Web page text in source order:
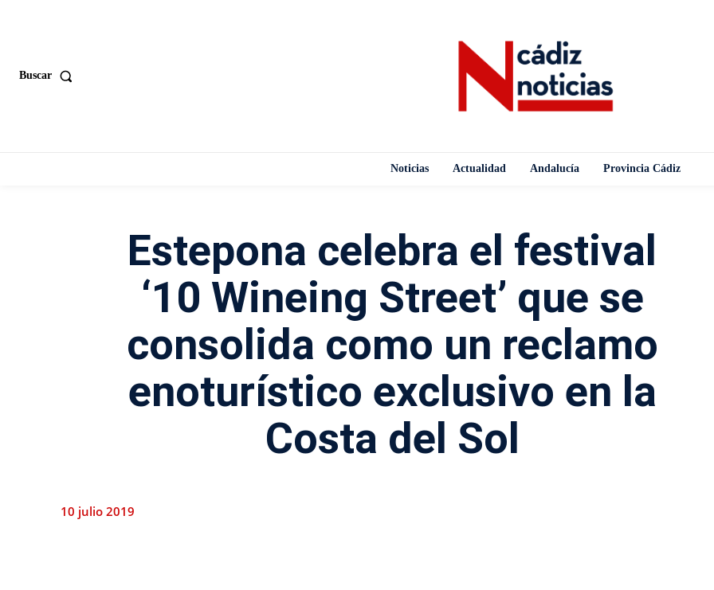
Buscar
Noticias Actualidad Andalucía Provincia Cádiz
Estepona celebra el festival
‘10 Wineing Street’ que se
consolida como un reclamo
enoturístico exclusivo en la
Costa del Sol
10 julio 2019